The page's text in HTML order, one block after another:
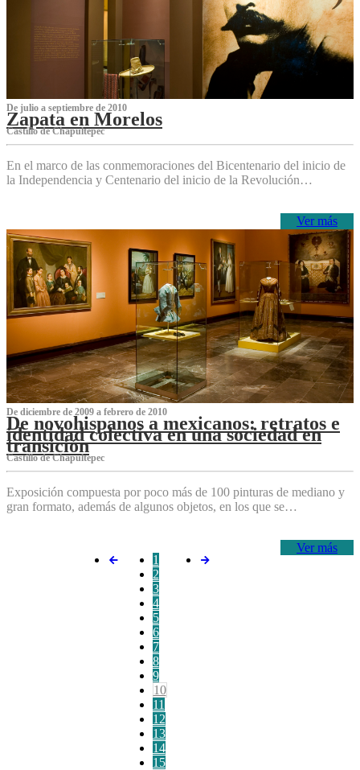
De julio a septiembre de 2010
Zapata en Morelos
Castillo de Chapultepec
En el marco de las conmemoraciones del Bicentenario del inicio de
la Independencia y Centenario del inicio de la Revolución…
Ver más
De diciembre de 2009 a febrero de 2010
De novohispanos a mexicanos: retratos e
identidad colectiva en una sociedad en
transición
Castillo de Chapultepec
Exposición compuesta por poco más de 100 pinturas de mediano y
gran formato, además de algunos objetos, en los que se…
Ver más
1
2
3
4
5
6
7
8
9
10
11
12
13
14
15